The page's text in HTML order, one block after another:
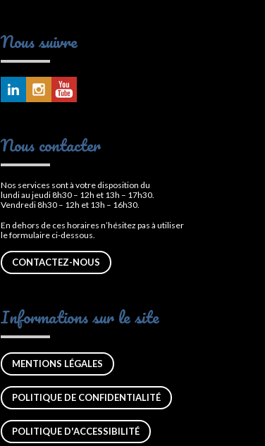
Nous suivre
Nous contacter
Nos services sont à votre disposition du
lundi au jeudi 8h30 – 12h et 13h – 17h30.
Vendredi 8h30 – 12h et 13h – 16h30.
En dehors de ces horaires n’hésitez pas à utiliser
le formulaire ci-dessous.
CONTACTEZ-NOUS
Informations sur le site
MENTIONS LÉGALES
POLITIQUE DE CONFIDENTIALITÉ
POLITIQUE D'ACCESSIBILITÉ